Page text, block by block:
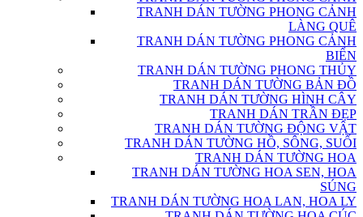
TRANH DÁN TƯỜNG PHONG CẢNH
LÀNG QUÊ
TRANH DÁN TƯỜNG PHONG CẢNH
BIỂN
TRANH DÁN TƯỜNG PHONG THỦY
TRANH DÁN TƯỜNG BẢN ĐỒ
TRANH DÁN TƯỜNG HÌNH CÂY
TRANH DÁN TRẦN ĐẸP
TRANH DÁN TƯỜNG ĐỘNG VẬT
TRANH DÁN TƯỜNG HỒ, SÔNG, SUỐI
TRANH DÁN TƯỜNG HOA
TRANH DÁN TƯỜNG HOA SEN, HOA
SÚNG
TRANH DÁN TƯỜNG HOA LAN, HOA LY